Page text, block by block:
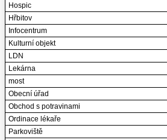
Hospic
Hřbitov
Infocentrum
Kulturní objekt
LDN
Lekárna
most
Obecní úřad
Obchod s potravinami
Ordinace lékaře
Parkoviště